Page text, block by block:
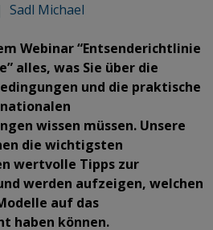
| Sadl Michael
Webinar “Entsenderichtlinie
alles, was Sie über die
und die praktische
wissen müssen. Unsere
die wichtigsten
wertvolle Tipps zur
werden aufzeigen, welchen
auf das
haben können.